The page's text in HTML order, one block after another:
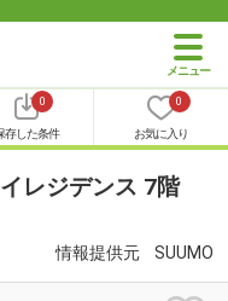
0
存した条件
0
お気に入り
レジデンス 7階
情報提供元 SUUMO